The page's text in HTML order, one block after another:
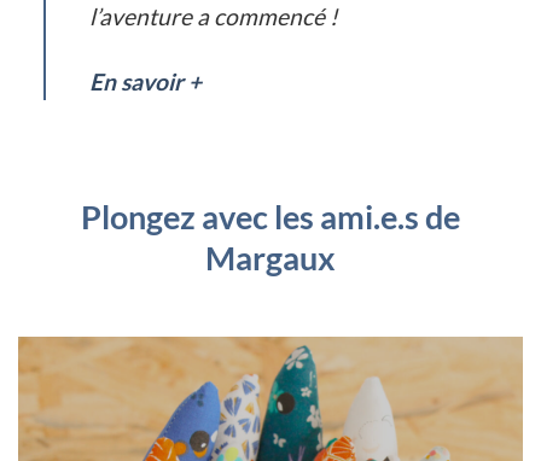
l’aventure a commencé !
En savoir +
Plongez avec les ami.e.s de
Margaux